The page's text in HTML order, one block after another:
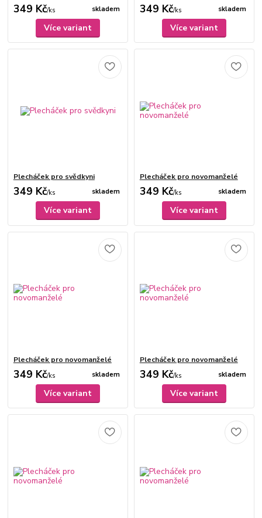
349 Kč/ks skladem
Více variant
349 Kč/ks skladem
Více variant
Plecháček pro svědkyni
349 Kč/ks skladem
Více variant
Plecháček pro novomanželé
349 Kč/ks skladem
Více variant
Plecháček pro novomanželé
349 Kč/ks skladem
Více variant
Plecháček pro novomanželé
349 Kč/ks skladem
Více variant